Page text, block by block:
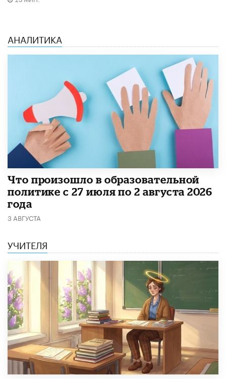
АНАЛИТИКА
​Что произошло в образовательной
политике с 27 июля по 2 августа 2026
года
3 АВГУСТА
УЧИТЕЛЯ